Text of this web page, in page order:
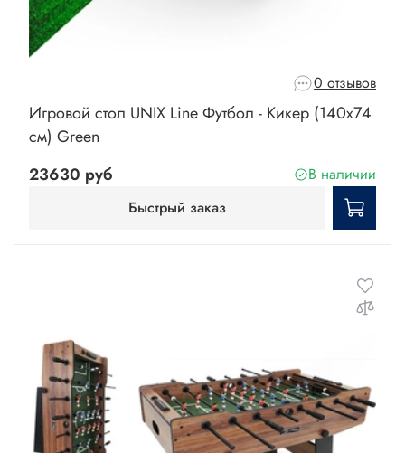
0 отзывов
Игровой стол UNIX Line Футбол - Кикер (140х74
cм) Green
23630 руб
В наличии
Быстрый заказ